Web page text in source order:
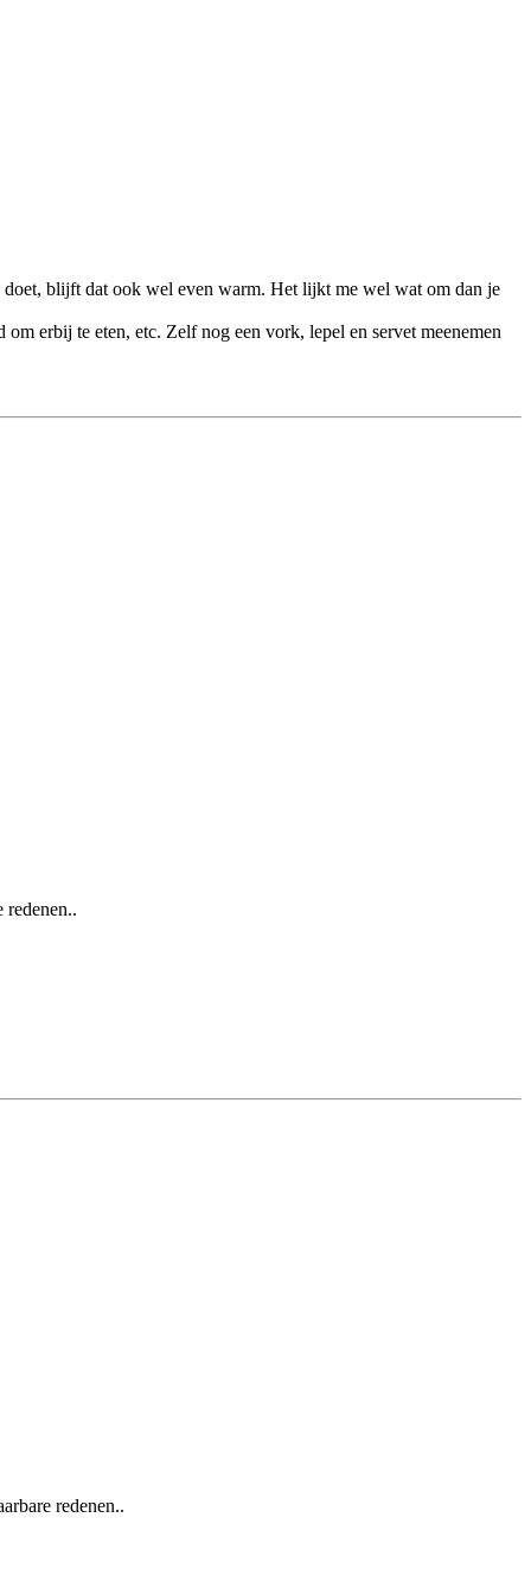
blijft dat ook wel even warm. Het lijkt me wel wat om dan je
erbij te eten, etc. Zelf nog een vork, lepel en servet meenemen
redenen..
redenen..